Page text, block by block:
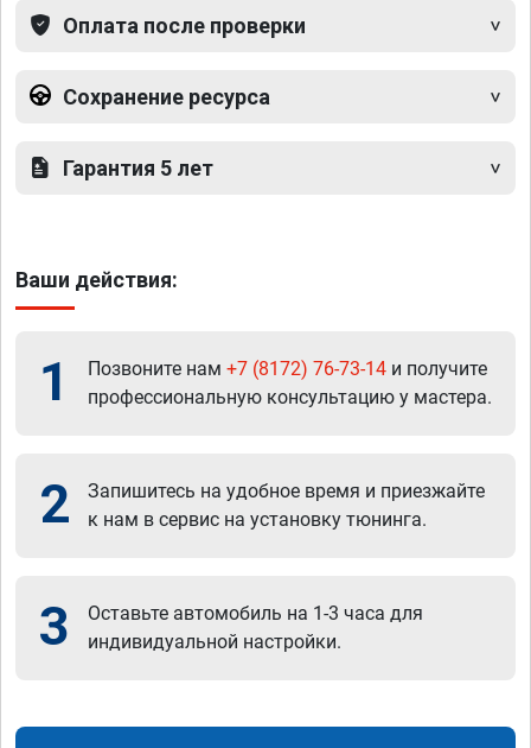
Оплата после проверки
Сохранение ресурса
Гарантия 5 лет
Ваши действия:
1 Позвоните нам +7 (8172) 76-73-14 и получите
профессиональную консультацию у мастера.
2
Запишитесь на удобное время и приезжайте
к нам в сервис на установку тюнинга.
3
Оставьте автомобиль на 1-3 часа для
индивидуальной настройки.